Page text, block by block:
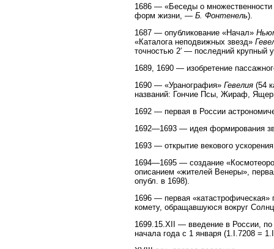
1686 — «Беседы о множественности
форм жизни, — Б. Фонтенель).
1687 — опубликование «Начал»
«Каталога неподвижных звезд»
точностью 2′ — последний крупный
1689, 1690 — изобретение
1690 — «Уранография» Гевелия (54
названий: Гончие Псы, Жираф,
1692 — первая в России
1692—1693 — идея формирования
1693 — открытие векового
1694—1695 — создание
описанием «жителей Венеры»,
опубл. в 1698).
1696 — первая
комету, обращавшуюся вокруг
1699.15.XII — введение в России,
начала года с 1 января (1.I.7208 =